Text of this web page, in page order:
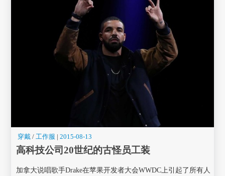
穿戴 / 工作服 |2015-08-13
高科技公司20世纪的古怪员工装
加拿大说唱歌手Drake在苹果开发者大会WWDC上引起了所有人